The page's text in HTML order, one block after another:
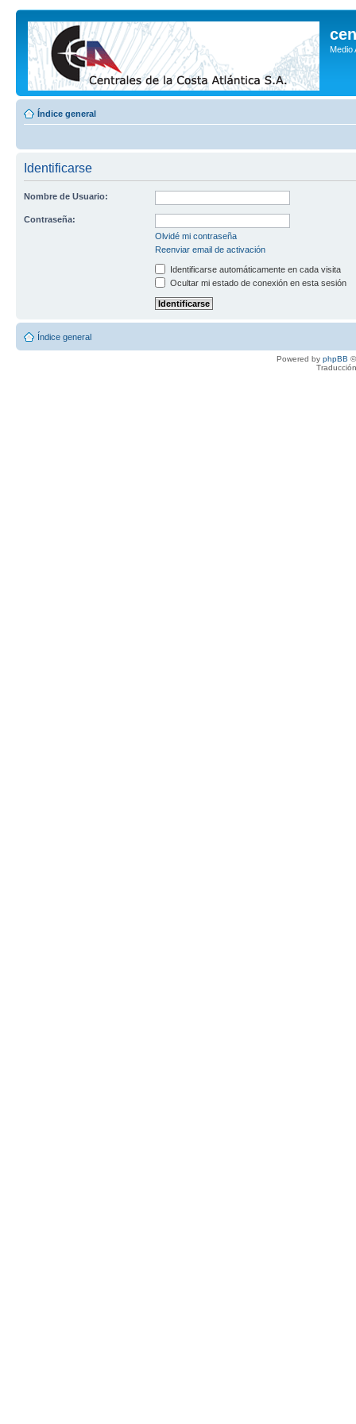
Medio
Índice general
Identificarse
Nombre de Usuario:
Contraseña:
Olvidé mi contraseña
Reenviar email de activación
Identificarse automáticamente en cada visita
Ocultar mi estado de conexión en esta sesión
Índice general
Powered by phpBB